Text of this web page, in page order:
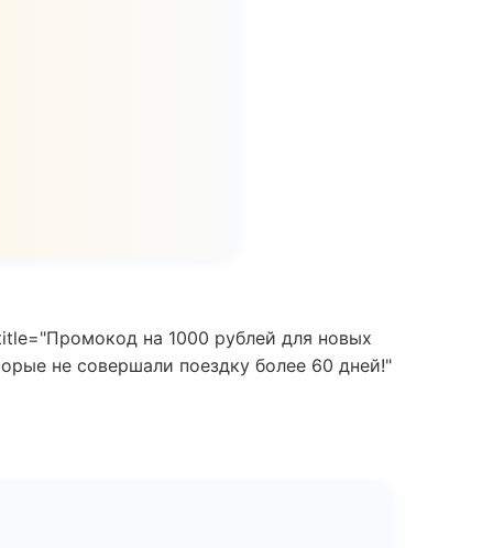
на 1000 рублей для новых
не совершали поездку более 60 дней!"